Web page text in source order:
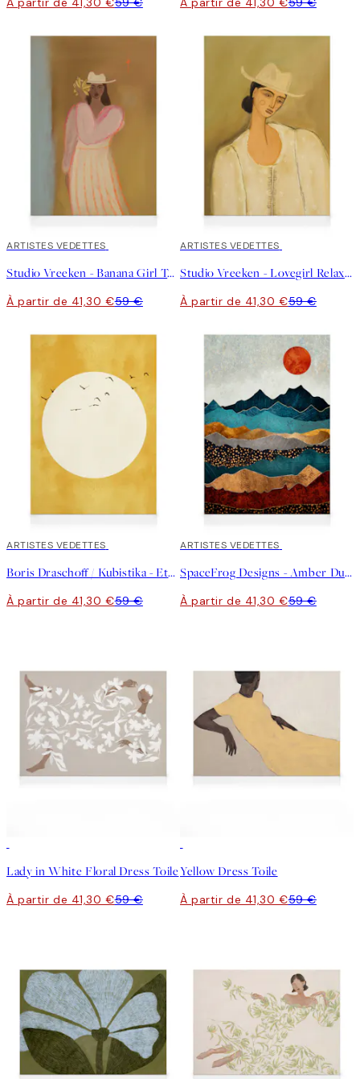
30%*
ARTISTES VEDETTES
Studio Vreeken - Banana Girl Toile
À partir de 41,30 €59 €
30%*
ARTISTES VEDETTES
Studio Vreeken - Lovegirl Relaxing Day No2 Toile
À partir de 41,30 €59 €
30%*
ARTISTES VEDETTES
Boris Draschoff / Kubistika - Eternal Sunshine Toile
À partir de 41,30 €59 €
30%*
ARTISTES VEDETTES
SpaceFrog Designs - Amber Dusk Toile
À partir de 41,30 €59 €
Lady in White Floral Dress Toile
À partir de 41,30 €59 €
Yellow Dress Toile
À partir de 41,30 €59 €